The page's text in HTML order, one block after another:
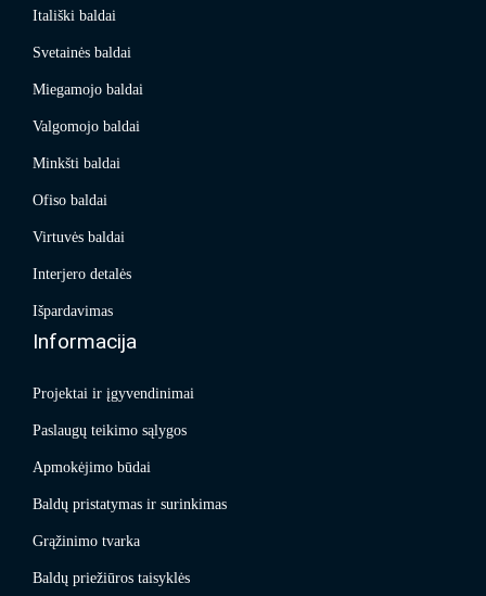
Itališki baldai
Svetainės baldai
Miegamojo baldai
Valgomojo baldai
Minkšti baldai
Ofiso baldai
Virtuvės baldai
Interjero detalės
Išpardavimas
Informacija
Projektai ir įgyvendinimai
Paslaugų teikimo sąlygos
Apmokėjimo būdai
Baldų pristatymas ir surinkimas
Grąžinimo tvarka
Baldų priežiūros taisyklės